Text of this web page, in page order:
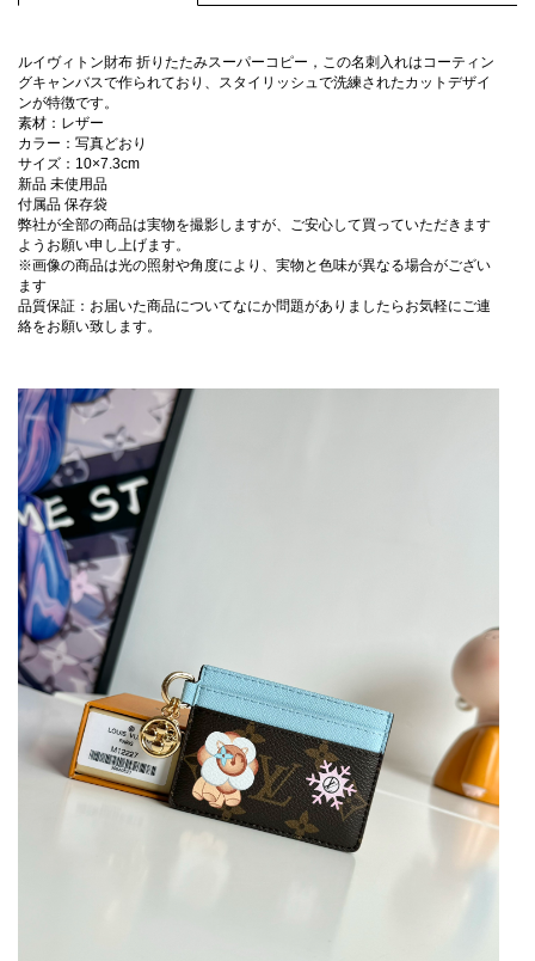
ルイヴィトン財布 折りたたみスーパーコピー，この名刺入れはコーティン
グキャンバスで作られており、スタイリッシュで洗練されたカットデザイ
ンが特徴です。
素材：レザー
カラー：写真どおり
サイズ：10×7.3cm
新品 未使用品
付属品 保存袋
弊社が全部の商品は実物を撮影しますが、ご安心して買っていただきます
ようお願い申し上げます。
※画像の商品は光の照射や角度により、実物と色味が異なる場合がござい
ます
品質保証：お届いた商品についてなにか問題がありましたらお気軽にご連
絡をお願い致します。